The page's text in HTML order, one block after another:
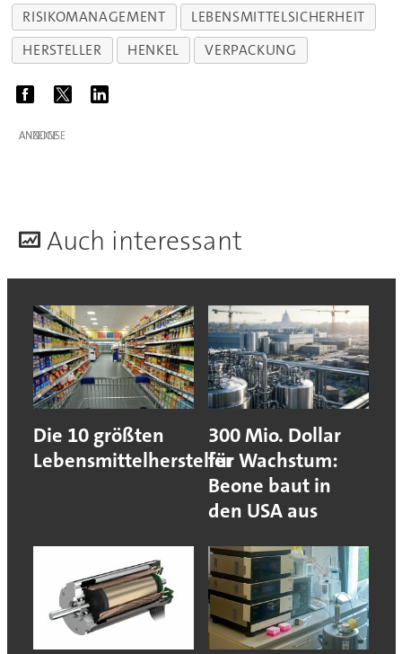
RISIKOMANAGEMENT
LEBENSMITTELSICHERHEIT
HERSTELLER
HENKEL VERPACKUNG
ANZEIGE
Auch interessant
Die 10 größten
Lebensmittelhersteller
300 Mio. Dollar
für Wachstum:
Beone baut in
den USA aus